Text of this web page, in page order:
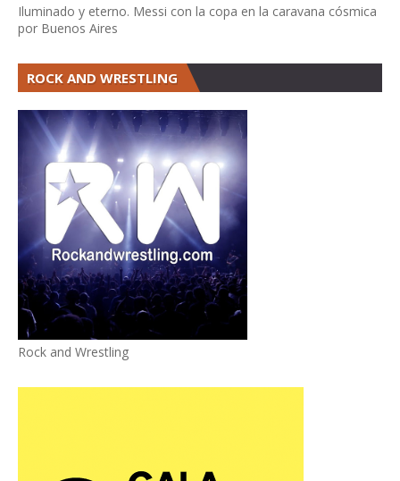
Iluminado y eterno. Messi con la copa en la caravana cósmica
por Buenos Aires
ROCK AND WRESTLING
Rock and Wrestling